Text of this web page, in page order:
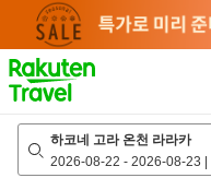
page
하코네 고라 온천 라라카
2026-08-22 - 2026-08-23 |